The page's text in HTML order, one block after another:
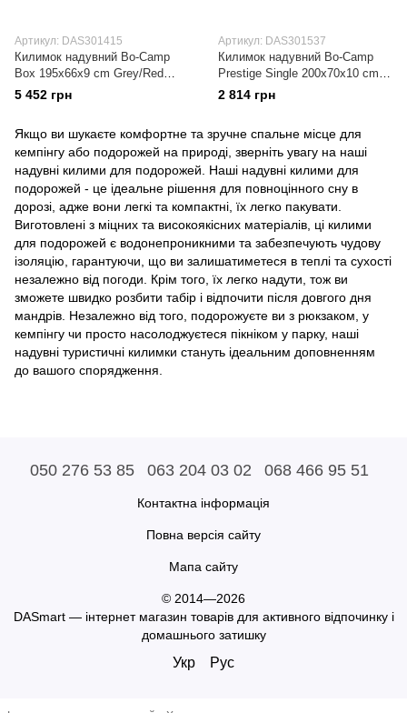
Артикул: DAS301415
Килимок надувний Bo-Camp
Box 195x66x9 cm Grey/Red
(3106650)
5 452 грн
Артикул: DAS301537
Килимок надувний Bo-Camp
Prestige Single 200x70x10 cm
Anthracite (3106610)
2 814 грн
Якщо ви шукаєте комфортне та зручне спальне місце для
кемпінгу або подорожей на природі, зверніть увагу на наші
надувні килими для подорожей. Наші надувні килими для
подорожей - це ідеальне рішення для повноцінного сну в
дорозі, адже вони легкі та компактні, їх легко пакувати.
Виготовлені з міцних та високоякісних матеріалів, ці килими
для подорожей є водонепроникними та забезпечують чудову
ізоляцію, гарантуючи, що ви залишатиметеся в теплі та сухості
незалежно від погоди. Крім того, їх легко надути, тож ви
зможете швидко розбити табір і відпочити після довгого дня
мандрів. Незалежно від того, подорожуєте ви з рюкзаком, у
кемпінгу чи просто насолоджуєтеся пікніком у парку, наші
надувні туристичні килимки стануть ідеальним доповненням
до вашого спорядження.
050 276 53 85 063 204 03 02 068 466 95 51
Контактна інформація
Повна версія сайту
Мапа сайту
© 2014—2026
DASmart — інтернет магазин товарів для активного відпочинку і
домашнього затишку
Укр Рус